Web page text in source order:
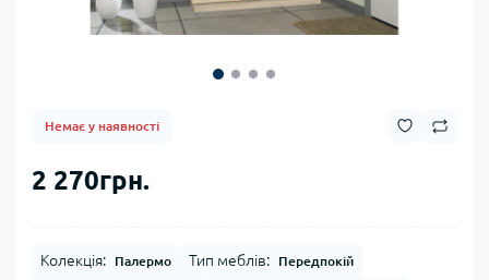
Немає у наявності
2 270грн.
Колекція: Палермо Тип меблів: Передпокій